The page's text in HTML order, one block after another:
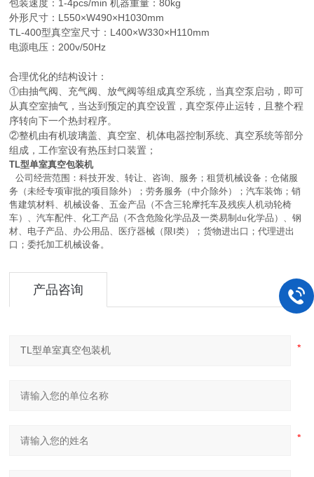
包装速度：1-4pcs/min 机器重量：80kg
外形尺寸：L550×W490×H1030mm
TL-400型真空室尺寸：L400×W330×H110mm
电源电压：200v/50Hz
合理优化的结构设计：
①由抽气阀、充气阀、放气阀等组成真空系统，当真空泵启动，即可
从真空室抽气，当达到预定的真空设置，真空泵停止运转，且整个程
序转向下一个热封程序。
②整机由有机玻璃盖、真空室、机体电器控制系统、真空系统等部分
组成，工作室设有热压封口装置；
TL型单室真空包装机
公司经营范围：科技开发、转让、咨询、服务；租赁机械设备；仓储服
务（未经专项审批的项目除外）；劳务服务（中介除外）；汽车装饰；销
售建筑材料、机械设备、五金产品（不含三轮摩托车及残疾人机动轮椅
车）、汽车配件、化工产品（不含危险化学品及一类易制du化学品）、钢
材、电子产品、办公用品、医疗器械（限Ⅰ类）；货物进出口；代理进出
口；委托加工机械设备。
产品咨询